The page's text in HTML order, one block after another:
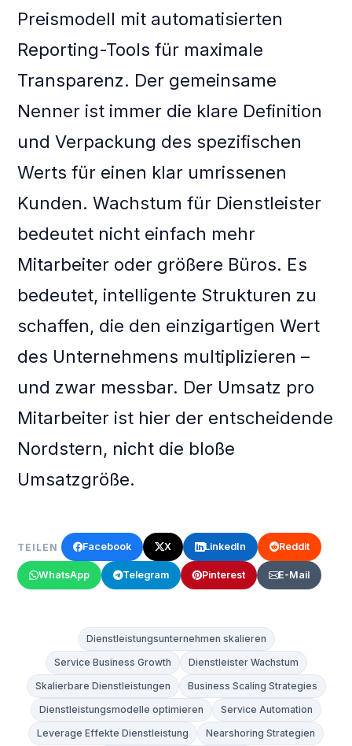
Preismodell mit automatisierten
Reporting-Tools für maximale
Transparenz. Der gemeinsame
Nenner ist immer die klare Definition
und Verpackung des spezifischen
Werts für einen klar umrissenen
Kunden. Wachstum für Dienstleister
bedeutet nicht einfach mehr
Mitarbeiter oder größere Büros. Es
bedeutet, intelligente Strukturen zu
schaffen, die den einzigartigen Wert
des Unternehmens multiplizieren –
und zwar messbar. Der Umsatz pro
Mitarbeiter ist hier der entscheidende
Nordstern, nicht die bloße
Umsatzgröße.
TEILEN Facebook X LinkedIn Reddit
WhatsApp Telegram Pinterest E-Mail
Dienstleistungsunternehmen skalieren
Service Business Growth
Dienstleister Wachstum
Skalierbare Dienstleistungen
Business Scaling Strategies
Dienstleistungsmodelle optimieren
Service Automation
Leverage Effekte Dienstleistung
Nearshoring Strategien